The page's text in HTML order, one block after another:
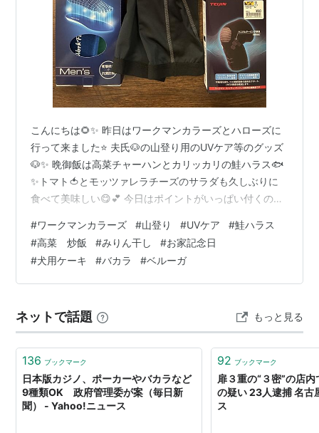
こんにちは🌻✨ 昨日はワークマンカラーズとハローズに
行って来ました⭐ 夫氏🐶の山登り用のUVケア等のグッズ
🐶✨ 晩御飯は高菜チャーハンとカリッカリの鮭ハラス🐟
✨トマト🍅とモッツァレラチーズのサラダも久しぶりに
食べて美味しい😋💕 今日はポイントがいっぱい付くので
下を買いました✨抹茶色珍しい🎵 今日の昼ご飯はしらす
とししゃもみりん干し☆彡キムチも美味しい😋🎵 今日は
とっかりくんのお家記念日をお祝いする日です🐶🎵 おも
ちゃとおやつは沢山あるのでケーキ🎂にしました✨ 豆乳
間の会員カードも今日まで使えま…
#ワークマンカラーズ #山登り #UVケア #鮭ハラス
#高菜 炒飯 #みりん干し #お家記念日
#犬用ケーキ #バカラ #ベルーガ
ネットで話題 もっと見る
136 ブックマーク
日本版カジノ、ポーカーやバカラなど
9種類OK 政府管理委が案（毎日新
聞） - Yahoo!ニュース
92 ブックマーク
扉３重の“３密”の店
の疑い 23人逮捕 名古
ス